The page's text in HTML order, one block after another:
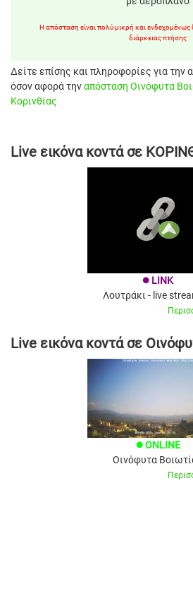
Η απόσταση είναι πολύ μικρή και ενδεχομένως
διάρκειας πτήσης
Δείτε επίσης και πληροφορίες για την
όσον αφορά τηναπόσταση Οινόφυτα
Κορινθίας
Live εικόνα κοντά σε
brightness_1 LINK
Λουτράκι - live
Live εικόνα κοντά σε
brightness_1 ONLINE
Οινόφυτα